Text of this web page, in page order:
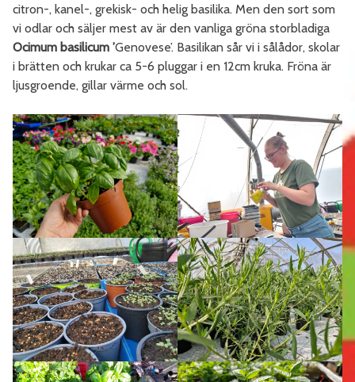
citron-, kanel-, grekisk- och helig basilika. Men den sort som
vi odlar och säljer mest av är den vanliga gröna storbladiga
Ocimum basilicum ’Genovese’. Basilikan sår vi i sålådor, skolar
i brätten och krukar ca 5-6 pluggar i en 12cm kruka. Fröna är
ljusgroende, gillar värme och sol.